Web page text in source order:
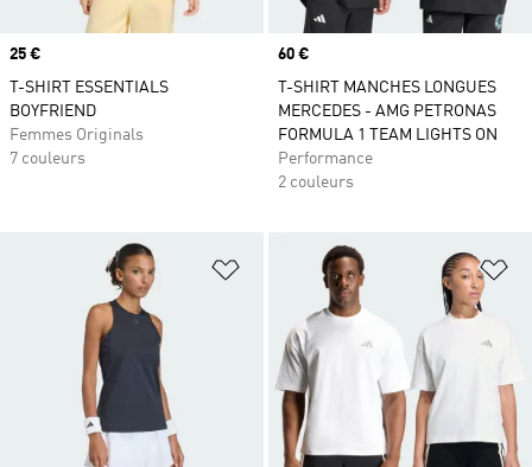
Prix
25 €
T-SHIRT ESSENTIALS
BOYFRIEND
Femmes Originals
7 couleurs
Prix
60 €
T-SHIRT MANCHES LONGUES
MERCEDES - AMG PETRONAS
FORMULA 1 TEAM LIGHTS ON
Performance
2 couleurs
Ajouter à la Liste de produits